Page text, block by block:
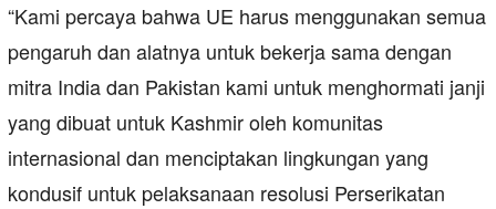
“Kami percaya bahwa UE harus menggunakan semua
pengaruh dan alatnya untuk bekerja sama dengan
mitra India dan Pakistan kami untuk menghormati janji
yang dibuat untuk Kashmir oleh komunitas
internasional dan menciptakan lingkungan yang
kondusif untuk pelaksanaan resolusi Perserikatan